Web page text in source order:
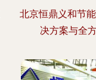
北京恒鼎义和节
决方案与全